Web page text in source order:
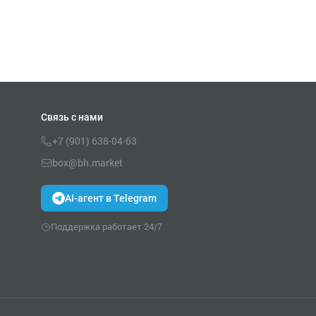
Связь с нами
+7 (901) 638-04-63
box@bh.market
AI-агент в Telegram
Поддержка работает 24/7